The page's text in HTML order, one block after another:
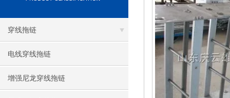
穿线拖链
电线穿线拖链
增强尼龙穿线拖链